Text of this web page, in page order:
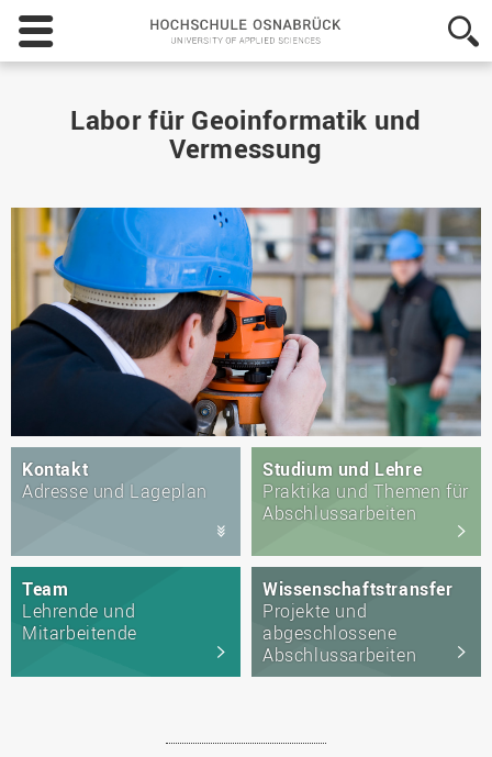
Hochschule
Osnabrück
-
Applied
Labor für Geoinformatik und
Vermessung
Kontakt
Adresse und Lageplan
Studium und Lehre
Praktika und Themen für
Abschlussarbeiten
Team
Lehrende und
Mitarbeitende
Wissenschaftstransfer
Projekte und
abgeschlossene
Abschlussarbeiten